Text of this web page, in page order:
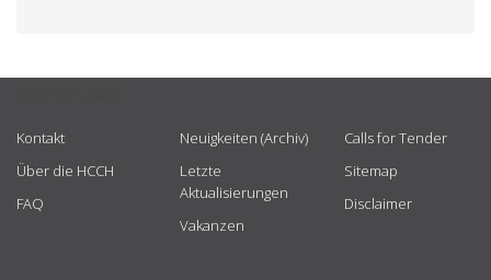
Kontakt
Über die HCCH
FAQ
Neuigkeiten (Archiv)
Letzte
Aktualisierungen
Vakanzen
Calls for Tender
Sitemap
Disclaimer